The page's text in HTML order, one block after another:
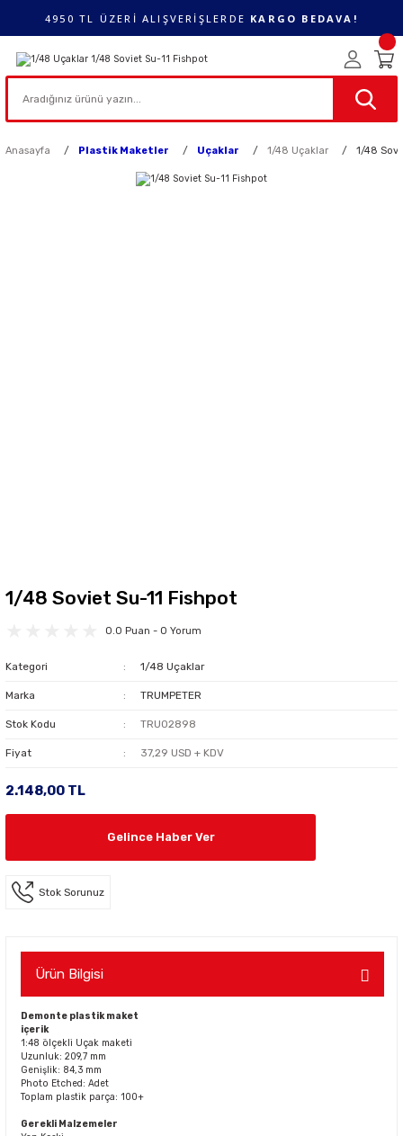
4950 TL ÜZERİ ALIŞVERİŞLERDE KARGO BEDAVA!
Anasayfa Plastik Maketler Uçaklar 1/48 Uçaklar 1/48
1/48 Soviet Su-11 Fishpot
0.0 Puan - 0 Yorum
Kategori 1/48 Uçaklar
Marka TRUMPETER
Stok Kodu TRU02898
Fiyat 37,29 USD + KDV
2.148,00 TL
Gelince Haber Ver
Stok Sorunuz
Ürün Bilgisi
Demonte plastik maket
içerik
1:48 ölçekli Uçak maketi
Uzunluk: 209,7 mm
Genişlik: 84,3 mm
Photo Etched: Adet
Toplam plastik parça: 100+
Gerekli Malzemeler